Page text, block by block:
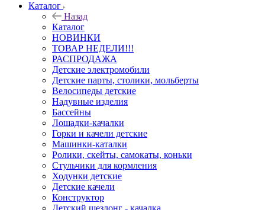
Каталог
Назад
Каталог
НОВИНКИ
ТОВАР НЕДЕЛИ!!!
РАСПРОДАЖА
Детские электромобили
Детские парты, столики, мольберты
Велосипеды детские
Надувные изделия
Бассейны
Лошадки-качалки
Горки и качели детские
Машинки-каталки
Ролики, скейты, самокаты, коньки
Стульчики для кормления
Ходунки детские
Детские качели
Конструктор
Детский шезлонг - качалка